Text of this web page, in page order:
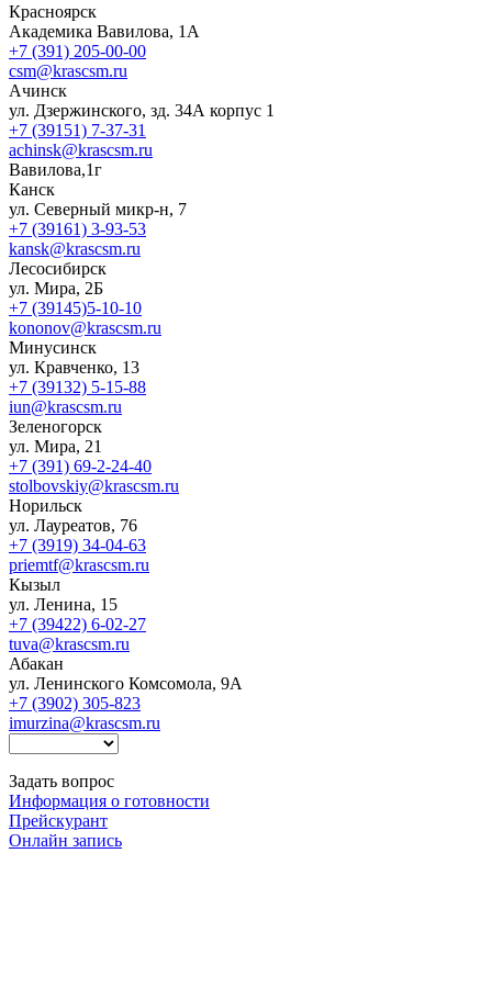
Красноярск
Академика Вавилова, 1А
+7 (391) 205-00-00
csm@krascsm.ru
Ачинск
ул. Дзержинского, зд. 34А корпус 1
+7 (39151) 7-37-31
achinsk@krascsm.ru
Вавилова,1г
Канск
ул. Северный микр-н, 7
+7 (39161) 3-93-53
kansk@krascsm.ru
Лесосибирск
ул. Мира, 2Б
+7 (39145)5-10-10
kononov@krascsm.ru
Минусинск
ул. Кравченко, 13
+7 (39132) 5-15-88
iun@krascsm.ru
Зеленогорск
ул. Мира, 21
+7 (391) 69-2-24-40
stolbovskiy@krascsm.ru
Норильск
ул. Лауреатов, 76
+7 (3919) 34-04-63
priemtf@krascsm.ru
Кызыл
ул. Ленина, 15
+7 (39422) 6-02-27
tuva@krascsm.ru
Абакан
ул. Ленинского Комсомола, 9А
+7 (3902) 305-823
imurzina@krascsm.ru
Задать вопрос
Информация о готовности
Прейскурант
Онлайн запись